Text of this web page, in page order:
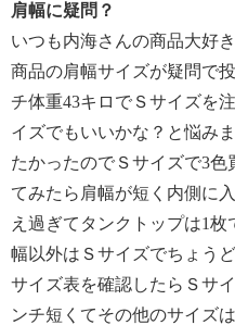
肩幅に疑問？
いつも内海さんの商品大好
商品の肩幅サイズが疑問で
チ体重43キロでＳサイズを
イズでもいいかな？と悩み
たかったのでＳサイズで3
てみたら肩幅が短く内側に
え過ぎてタンクトップは1
幅以外はＳサイズでちょう
サイズ表を確認したらＳサ
ンチ短くてその他のサイズ